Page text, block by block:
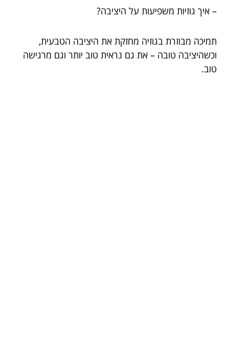
– איך גוזיות משפיעות על היציבה?
תמיכה מבוזרת בגוזיה מחזקת את היציבה הטבעית,
וכשהיציבה טובה – את גם נראית טוב יותר וגם מרגישה
טוב.